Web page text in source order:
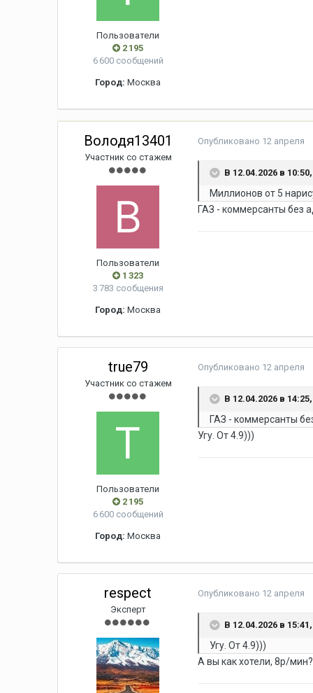
Пользователи
2 195
6 600 сообщений
Город: Москва
Володя13401
Участник со стажем
Пользователи
1 323
3 783 сообщения
Город: Москва
Опубликовано 12 апреля
В 12.04.2026 в
Миллионов от 5
ГАЗ - коммерсанты без
true79
Участник со стажем
Пользователи
2 195
6 600 сообщений
Город: Москва
Опубликовано 12 апреля
В 12.04.2026 в
ГАЗ - коммерсанты
Угу. От 4.9)))
respect
Эксперт
Опубликовано 12 апреля
В 12.04.2026 в
Угу. От 4.9)))
А вы как хотели, 8р/мин?